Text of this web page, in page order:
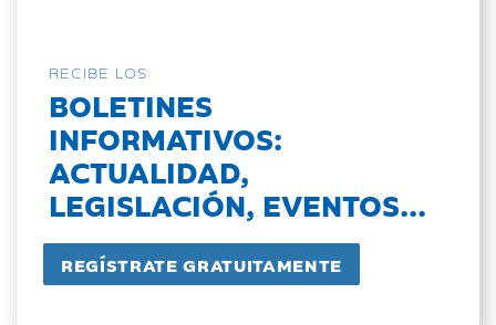
RECIBE LOS
BOLETINES
INFORMATIVOS:
ACTUALIDAD,
LEGISLACIÓN, EVENTOS...